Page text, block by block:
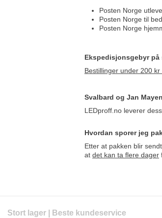
Posten Norge
Posten Norge til
Posten Norge
Ekspedisjonsgebyr
Bestillinger under 200
Svalbard og Jan Mayen
LEDproff.no leverer
Hvordan sporer jeg
Etter at pakken blir
at det kan ta flere dager
Stort lager | Beste kundeservice